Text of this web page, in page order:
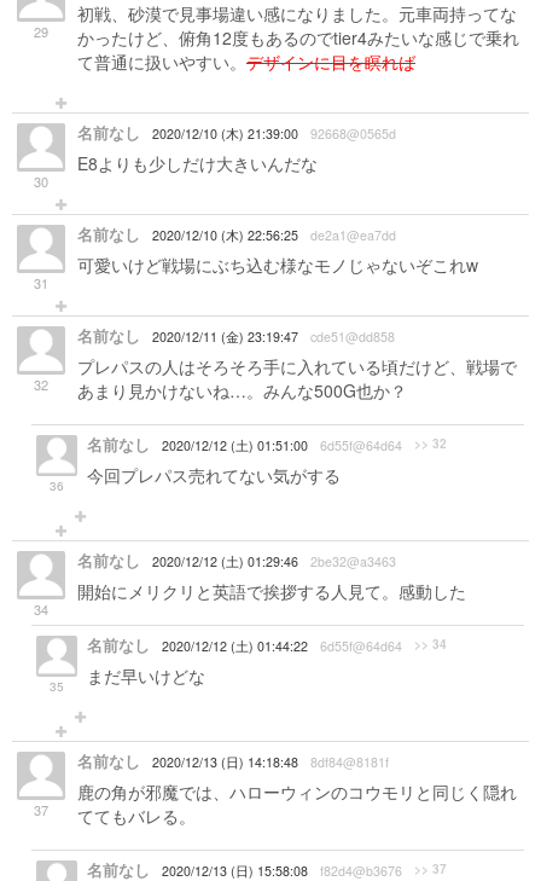
29
初戦、砂漠で見事場違い感になりました。元車両持ってな
かったけど、俯角12度もあるのでtier4みたいな感じで乗れ
て普通に扱いやすい。 デザインに目を瞑れば
30
名前なし 2020/12/10 (木) 21:39:00 92668@0565d
E8よりも少しだけ大きいんだな
31
名前なし 2020/12/10 (木) 22:56:25 de2a1@ea7dd
可愛いけど戦場にぶち込む様なモノじゃないぞこれw
32
名前なし 2020/12/11 (金) 23:19:47 cde51@dd858
プレパスの人はそろそろ手に入れている頃だけど、戦場で
あまり見かけないね…。みんな500G也か？
36
名前なし 2020/12/12 (土) 01:51:00 6d55f@64d64 >> 32
今回プレパス売れてない気がする
34
名前なし 2020/12/12 (土) 01:29:46 2be32@a3463
開始にメリクリと英語で挨拶する人見て。感動した
35
名前なし 2020/12/12 (土) 01:44:22 6d55f@64d64 >> 34
まだ早いけどな
37
名前なし 2020/12/13 (日) 14:18:48 8df84@8181f
鹿の角が邪魔では、ハローウィンのコウモリと同じく隠れ
ててもバレる。
名前なし 2020/12/13 (日) 15:58:08 f82d4@b3676 >> 37